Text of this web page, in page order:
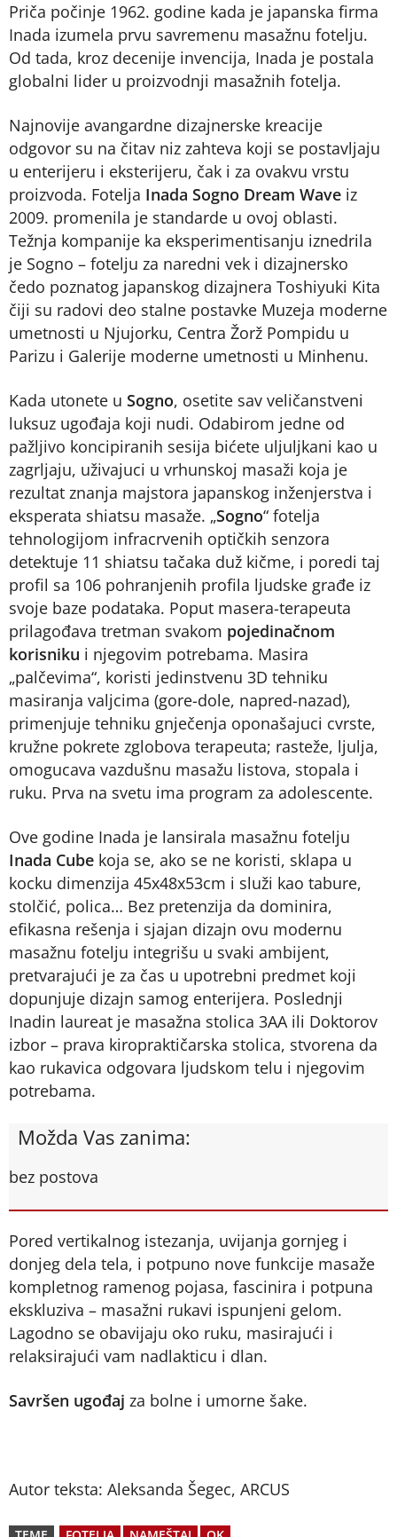
Priča počinje 1962. godine kada je japanska firma
Inada izumela prvu savremenu masažnu fotelju.
Od tada, kroz decenije invencija, Inada je postala
globalni lider u proizvodnji masažnih fotelja.
Najnovije avangardne dizajnerske kreacije
odgovor su na čitav niz zahteva koji se postavljaju
u enterijeru i eksterijeru, čak i za ovakvu vrstu
proizvoda. Fotelja Inada Sogno Dream Wave iz
2009. promenila je standarde u ovoj oblasti.
Težnja kompanije ka eksperimentisanju iznedrila
je Sogno – fotelju za naredni vek i dizajnersko
čedo poznatog japanskog dizajnera Toshiyuki Kita
čiji su radovi deo stalne postavke Muzeja moderne
umetnosti u Njujorku, Centra Žorž Pompidu u
Parizu i Galerije moderne umetnosti u Minhenu.
Kada utonete u Sogno, osetite sav veličanstveni
luksuz ugođaja koji nudi. Odabirom jedne od
pažljivo koncipiranih sesija bićete uljuljkani kao u
zagrljaju, uživajuci u vrhunskoj masaži koja je
rezultat znanja majstora japanskog inženjerstva i
eksperata shiatsu masaže. „Sogno“ fotelja
tehnologijom infracrvenih optičkih senzora
detektuje 11 shiatsu tačaka duž kičme, i poredi taj
profil sa 106 pohranjenih profila ljudske građe iz
svoje baze podataka. Poput masera-terapeuta
prilagođava tretman svakom pojedinačnom
korisniku i njegovim potrebama. Masira
„palčevima“, koristi jedinstvenu 3D tehniku
masiranja valjcima (gore-dole, napred-nazad),
primenjuje tehniku gnječenja oponašajuci cvrste,
kružne pokrete zglobova terapeuta; rasteže, ljulja,
omogucava vazdušnu masažu listova, stopala i
ruku. Prva na svetu ima program za adolescente.
Ove godine Inada je lansirala masažnu fotelju
Inada Cube koja se, ako se ne koristi, sklapa u
kocku dimenzija 45x48x53cm i služi kao tabure,
stolčić, polica… Bez pretenzija da dominira,
efikasna rešenja i sjajan dizajn ovu modernu
masažnu fotelju integrišu u svaki ambijent,
pretvarajući je za čas u upotrebni predmet koji
dopunjuje dizajn samog enterijera. Poslednji
Inadin laureat je masažna stolica 3AA ili Doktorov
izbor – prava kiropraktičarska stolica, stvorena da
kao rukavica odgovara ljudskom telu i njegovim
potrebama.
Možda Vas zanima:
bez postova
Pored vertikalnog istezanja, uvijanja gornjeg i
donjeg dela tela, i potpuno nove funkcije masaže
kompletnog ramenog pojasa, fascinira i potpuna
ekskluziva – masažni rukavi ispunjeni gelom.
Lagodno se obavijaju oko ruku, masirajući i
relaksirajući vam nadlakticu i dlan.
Savršen ugođaj za bolne i umorne šake.
Autor teksta: Aleksanda Šegec, ARCUS